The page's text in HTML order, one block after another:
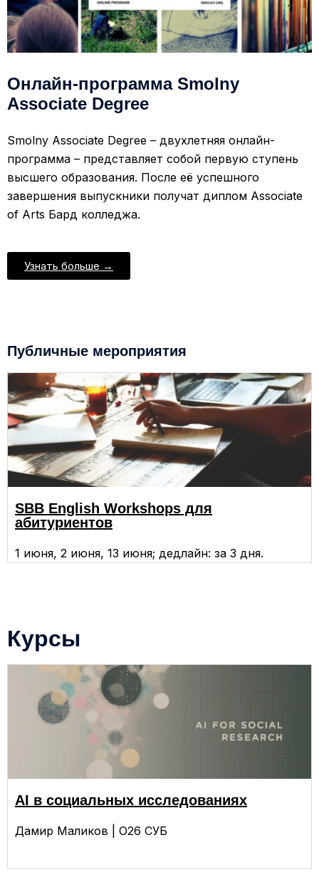
Онлайн-программа Smolny
Associate Degree
Smolny Associate Degree – двухлетняя онлайн-
программа – представляет собой первую ступень
высшего образования. После её успешного
завершения выпускники получат диплом Associate
of Arts Бард колледжа.
Узнать больше →
Публичные мероприятия
SBB English Workshops для
абитуриентов
1 июня, 2 июня, 13 июня; дедлайн: за 3 дня.
Курсы
AI в социальных исследованиях
Дамир Маликов | О26 СУБ